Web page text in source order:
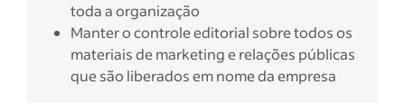
toda a organização
Manter o controle editorial sobre todos os
materiais de marketing e relações públicas
que são liberados em nome da empresa